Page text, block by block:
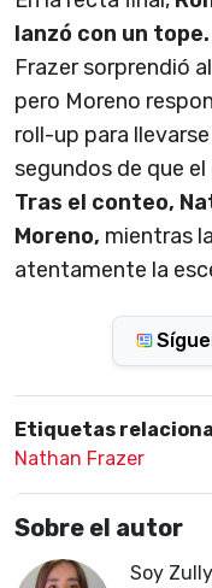
lanzó con un tope.
Frazer sorprendió
pero Moreno
roll-up para
segundos de que
Tras el conteo,
Moreno, mientras
atentamente la
Etiquetas
Nathan Frazer
Sobre el autor
Soy